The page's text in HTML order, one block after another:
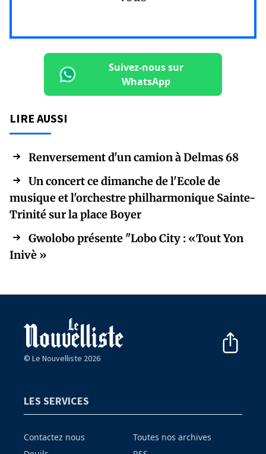
Suivez-nous sur
WhatsApp
LIRE AUSSI
Renversement d'un camion à Delmas 68
Un concert ce dimanche de l'Ecole de
musique et l'orchestre philharmonique Sainte-
Trinité sur la place Boyer
Gwolobo présente "Lobo City : «Tout Yon
Inivè »
© Le Nouvelliste 2026
LES SERVICES
Contactez nous
Toutes nos archives